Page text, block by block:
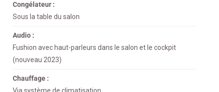
Congélateur :
Sous la table du salon
Audio :
Fushion avec haut-parleurs dans le salon et le cockpit
(nouveau 2023)
Chauffage :